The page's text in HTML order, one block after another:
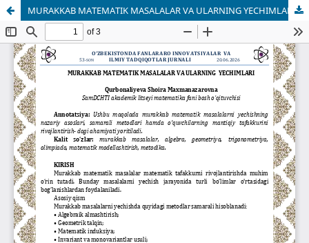
MURAKKAB MATEMATIK MASALALAR VA ULARNING YECHIMLARI